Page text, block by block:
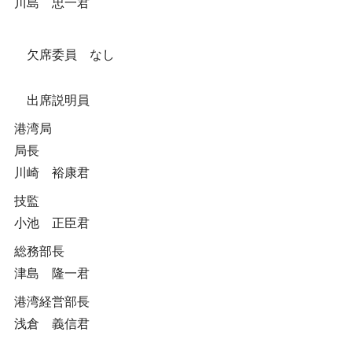
川島 忠一君
欠席委員 なし
出席説明員
港湾局
局長
川崎 裕康君
技監
小池 正臣君
総務部長
津島 隆一君
港湾経営部長
浅倉 義信君